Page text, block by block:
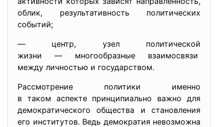
облик, результативность политических
событий;
— центр, узел политической
жизни — многообразные взаимосвязи
между личностью и государством.
Рассмотрение политики именно
в таком аспекте принципиально важно для
демократического общества и становления
его институтов. Ведь демократия невозможна